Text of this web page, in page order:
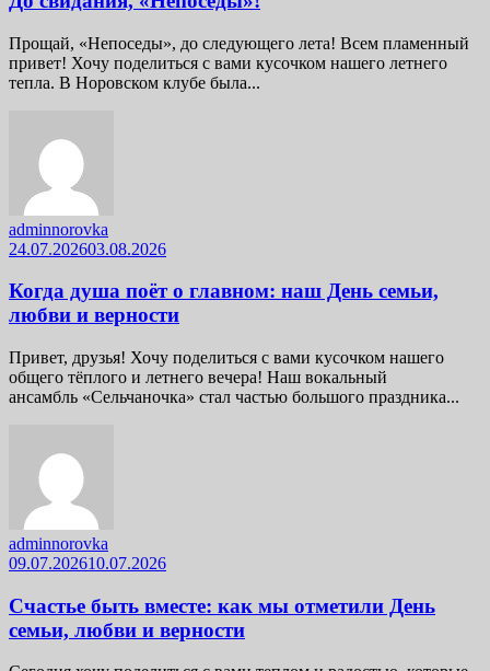
Прощай, «Непоседы», до следующего лета! Всем пламенный
привет! Хочу поделиться с вами кусочком нашего летнего
тепла. В Норовском клубе была...
adminnorovka
24.07.202603.08.2026
Когда душа поёт о главном: наш День семьи,
любви и верности
Привет, друзья! Хочу поделиться с вами кусочком нашего
общего тёплого и летнего вечера! Наш вокальный
ансамбль «Сельчаночка» стал частью большого праздника...
adminnorovka
09.07.202610.07.2026
Счастье быть вместе: как мы отметили День
семьи, любви и верности